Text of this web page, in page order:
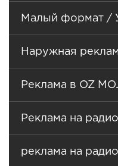
Малый формат /
Наружная
Реклама в OZ
Реклама на
реклама на